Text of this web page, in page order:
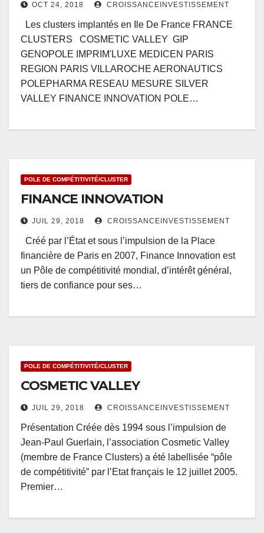
OCT 24, 2018 CROISSANCEINVESTISSEMENT
Les clusters implantés en Ile De France FRANCE
CLUSTERS COSMETIC VALLEY GIP
GENOPOLE IMPRIM'LUXE MEDICEN PARIS
REGION PARIS VILLAROCHE AERONAUTICS
POLEPHARMA RESEAU MESURE SILVER
VALLEY FINANCE INNOVATION POLE…
POLE DE COMPÉTITIVITÉ/CLUSTER
FINANCE INNOVATION
JUIL 29, 2018 CROISSANCEINVESTISSEMENT
Créé par l’État et sous l’impulsion de la Place
financière de Paris en 2007, Finance Innovation est
un Pôle de compétitivité mondial, d’intérêt général,
tiers de confiance pour ses…
POLE DE COMPÉTITIVITÉ/CLUSTER
COSMETIC VALLEY
JUIL 29, 2018 CROISSANCEINVESTISSEMENT
Présentation Créée dès 1994 sous l’impulsion de
Jean-Paul Guerlain, l’association Cosmetic Valley
(membre de France Clusters) a été labellisée “pôle
de compétitivité” par l’Etat français le 12 juillet 2005.
Premier…